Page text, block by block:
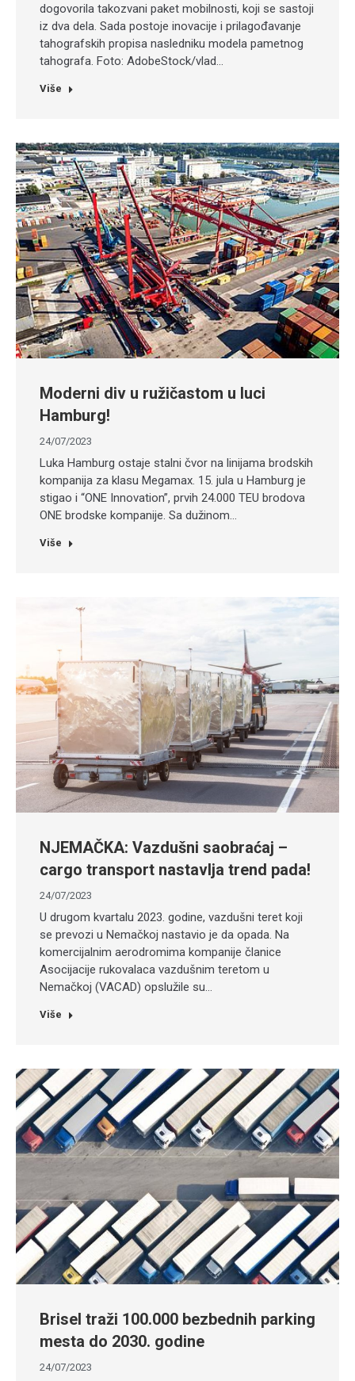
dogovorila takozvani paket mobilnosti, koji se sastoji
iz dva dela. Sada postoje inovacije i prilagođavanje
tahografskih propisa nasledniku modela pametnog
tahografa. Foto: AdobeStock/vlad…
Više
Moderni div u ružičastom u luci
Hamburg!
24/07/2023
Luka Hamburg ostaje stalni čvor na linijama brodskih
kompanija za klasu Megamax. 15. jula u Hamburg je
stigao i “ONE Innovation”, prvih 24.000 TEU brodova
ONE brodske kompanije. Sa dužinom…
Više
NJEMAČKA: Vazdušni saobraćaj –
cargo transport nastavlja trend pada!
24/07/2023
U drugom kvartalu 2023. godine, vazdušni teret koji
se prevozi u Nemačkoj nastavio je da opada. Na
komercijalnim aerodromima kompanije članice
Asocijacije rukovalaca vazdušnim teretom u
Nemačkoj (VACAD) opslužile su…
Više
Brisel traži 100.000 bezbednih parking
mesta do 2030. godine
24/07/2023